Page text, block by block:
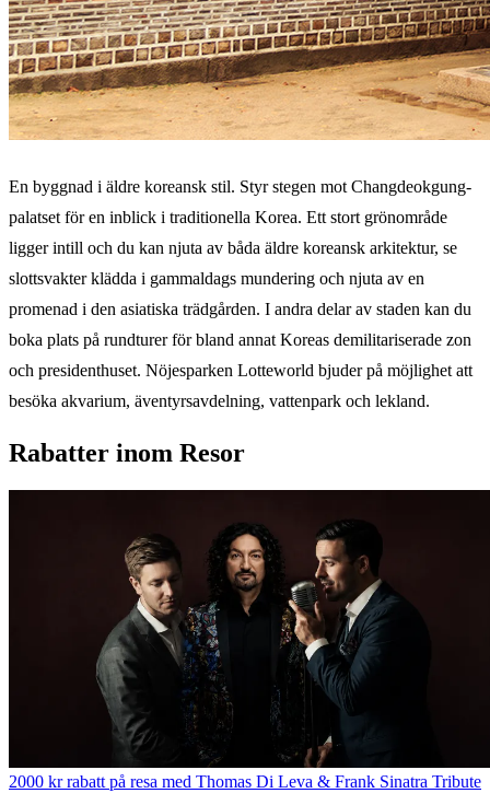
En byggnad i äldre koreansk stil. Styr stegen mot Changdeokgung-
palatset för en inblick i traditionella Korea. Ett stort grönområde
ligger intill och du kan njuta av båda äldre koreansk arkitektur, se
slottsvakter klädda i gammaldags mundering och njuta av en
promenad i den asiatiska trädgården. I andra delar av staden kan du
boka plats på rundturer för bland annat Koreas demilitariserade zon
och presidenthuset. Nöjesparken Lotteworld bjuder på möjlighet att
besöka akvarium, äventyrsavdelning, vattenpark och lekland.
Rabatter inom Resor
2000 kr rabatt på resa med Thomas Di Leva & Frank Sinatra Tribute